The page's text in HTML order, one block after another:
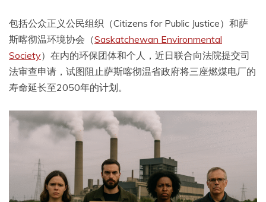
包括公众正义公民组织（Citizens for Public Justice）和萨
斯喀彻温环境协会（Saskatchewan Environmental
Society）在内的环保团体和个人，近日联合向法院提交司
法审查申请，试图阻止萨斯喀彻温省政府将三座燃煤电厂的
寿命延长至2050年的计划。